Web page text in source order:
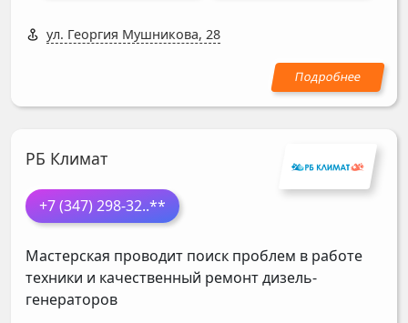
ул. Георгия Мушникова, 28
РБ Климат
+7 (347) 298-32..**
Мастерская проводит поиск проблем в работе
техники и качественный ремонт дизель-
генераторов